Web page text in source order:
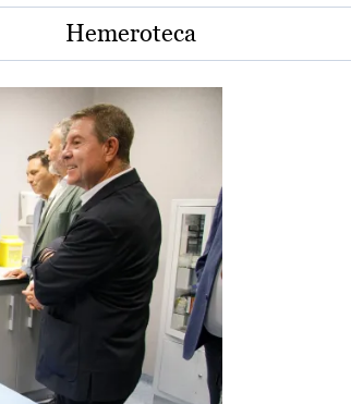
Hemeroteca